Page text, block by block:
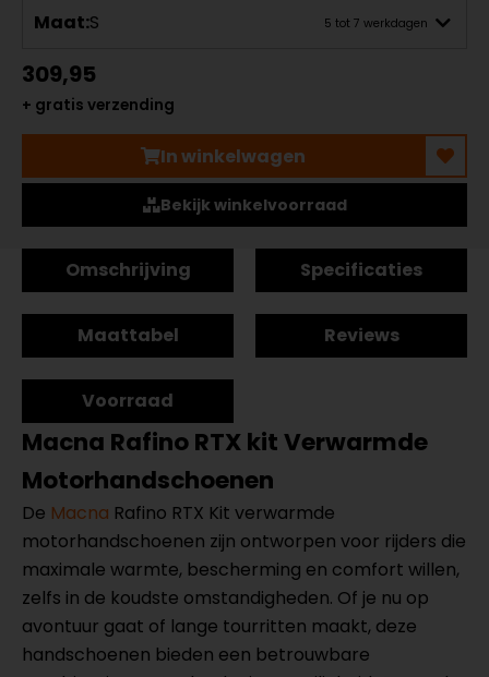
Maat:S 5 tot 7 werkdagen
309,95
+ gratis verzending
In winkelwagen
Bekijk winkelvoorraad
Omschrijving Specificaties
Maattabel Reviews
Voorraad
Macna Rafino RTX kit Verwarmde
Motorhandschoenen
De Macna Rafino RTX Kit verwarmde
motorhandschoenen zijn ontworpen voor rijders die
maximale warmte, bescherming en comfort willen,
zelfs in de koudste omstandigheden. Of je nu op
avontuur gaat of lange tourritten maakt, deze
handschoenen bieden een betrouwbare